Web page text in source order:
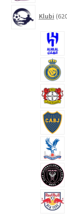
Klubi